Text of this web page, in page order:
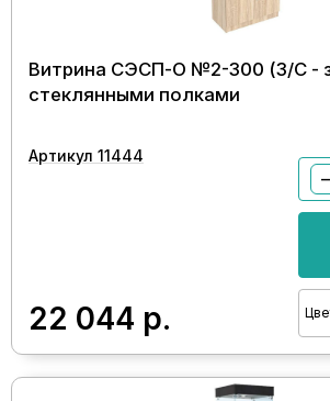
Витрина СЭСП-О №2-300 (З/C -
стеклянными полками
Артикул 11444
22 044 р.
−